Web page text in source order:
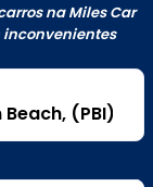
na Miles Car
inconvenientes